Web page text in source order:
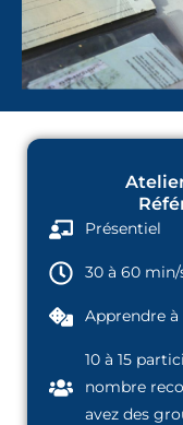
Présentiel
30 à 60
Apprendre
10 à 15
nombre
avez des